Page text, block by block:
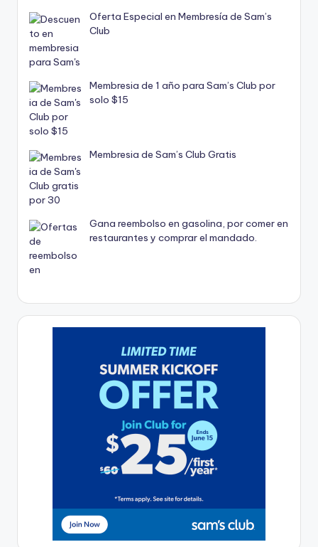
Oferta Especial en Membresía de Sam’s
Club
Membresia de 1 año para Sam’s Club por
solo $15
Membresia de Sam’s Club Gratis
Gana reembolso en gasolina, por comer en
restaurantes y comprar el mandado.